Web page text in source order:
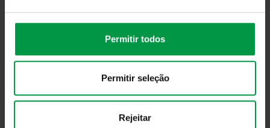
Permitir todos
Permitir seleção
Rejeitar
www.cmvm.pt ) e nos respetivos sites dos
setembro de 2019.